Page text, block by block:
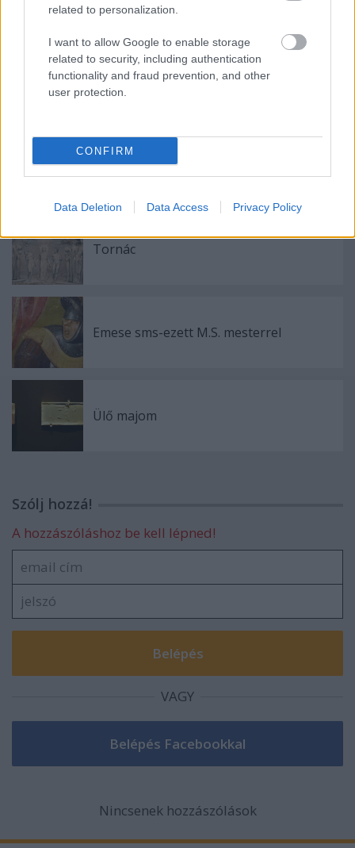
related to personalization.
I want to allow Google to enable storage
related to security, including authentication
functionality and fraud prevention, and other
user protection.
CONFIRM
Data Deletion Data Access Privacy Policy
Zaklatás és felzaklatás
Az embernél nincs semmi
Tornác
Emese sms-ezett M.S. mesterrel
Ülő majom
Szólj hozzá!
A hozzászóláshoz be kell lépned!
VAGY
Nincsenek hozzászólások